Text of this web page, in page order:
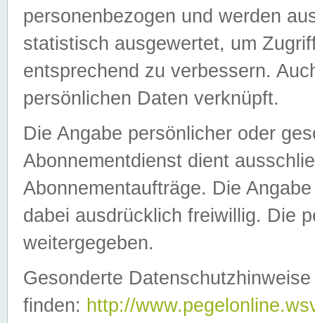
personenbezogen und werden
statistisch ausgewertet, um
entsprechend zu verbessern.
persönlichen Daten verknüpft.
Die Angabe persönlicher oder
Abonnementdienst dient
Abonnementaufträge. Die
dabei ausdrücklich freiwillig. Die
weitergegeben.
Gesonderte
finden: http://